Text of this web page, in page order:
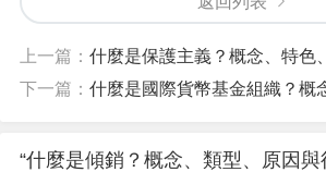
上一篇： 什麼是保護主義？概念、特色、類型、
下一篇： 什麼是國際貨幣基金組織？概念、目標
“什麼是傾銷？概念、類型、原因與